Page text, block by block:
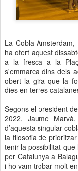
La Cobla
ha ofert aquest
a la fresca a la
s'emmarca dins dels
obert la gira que la
dies en terres
Segons el president
2022, Jaume
d’aquesta singular
la filosofia de
tenir la possibilitat
per Catalunya a
i ho vam trobar molt